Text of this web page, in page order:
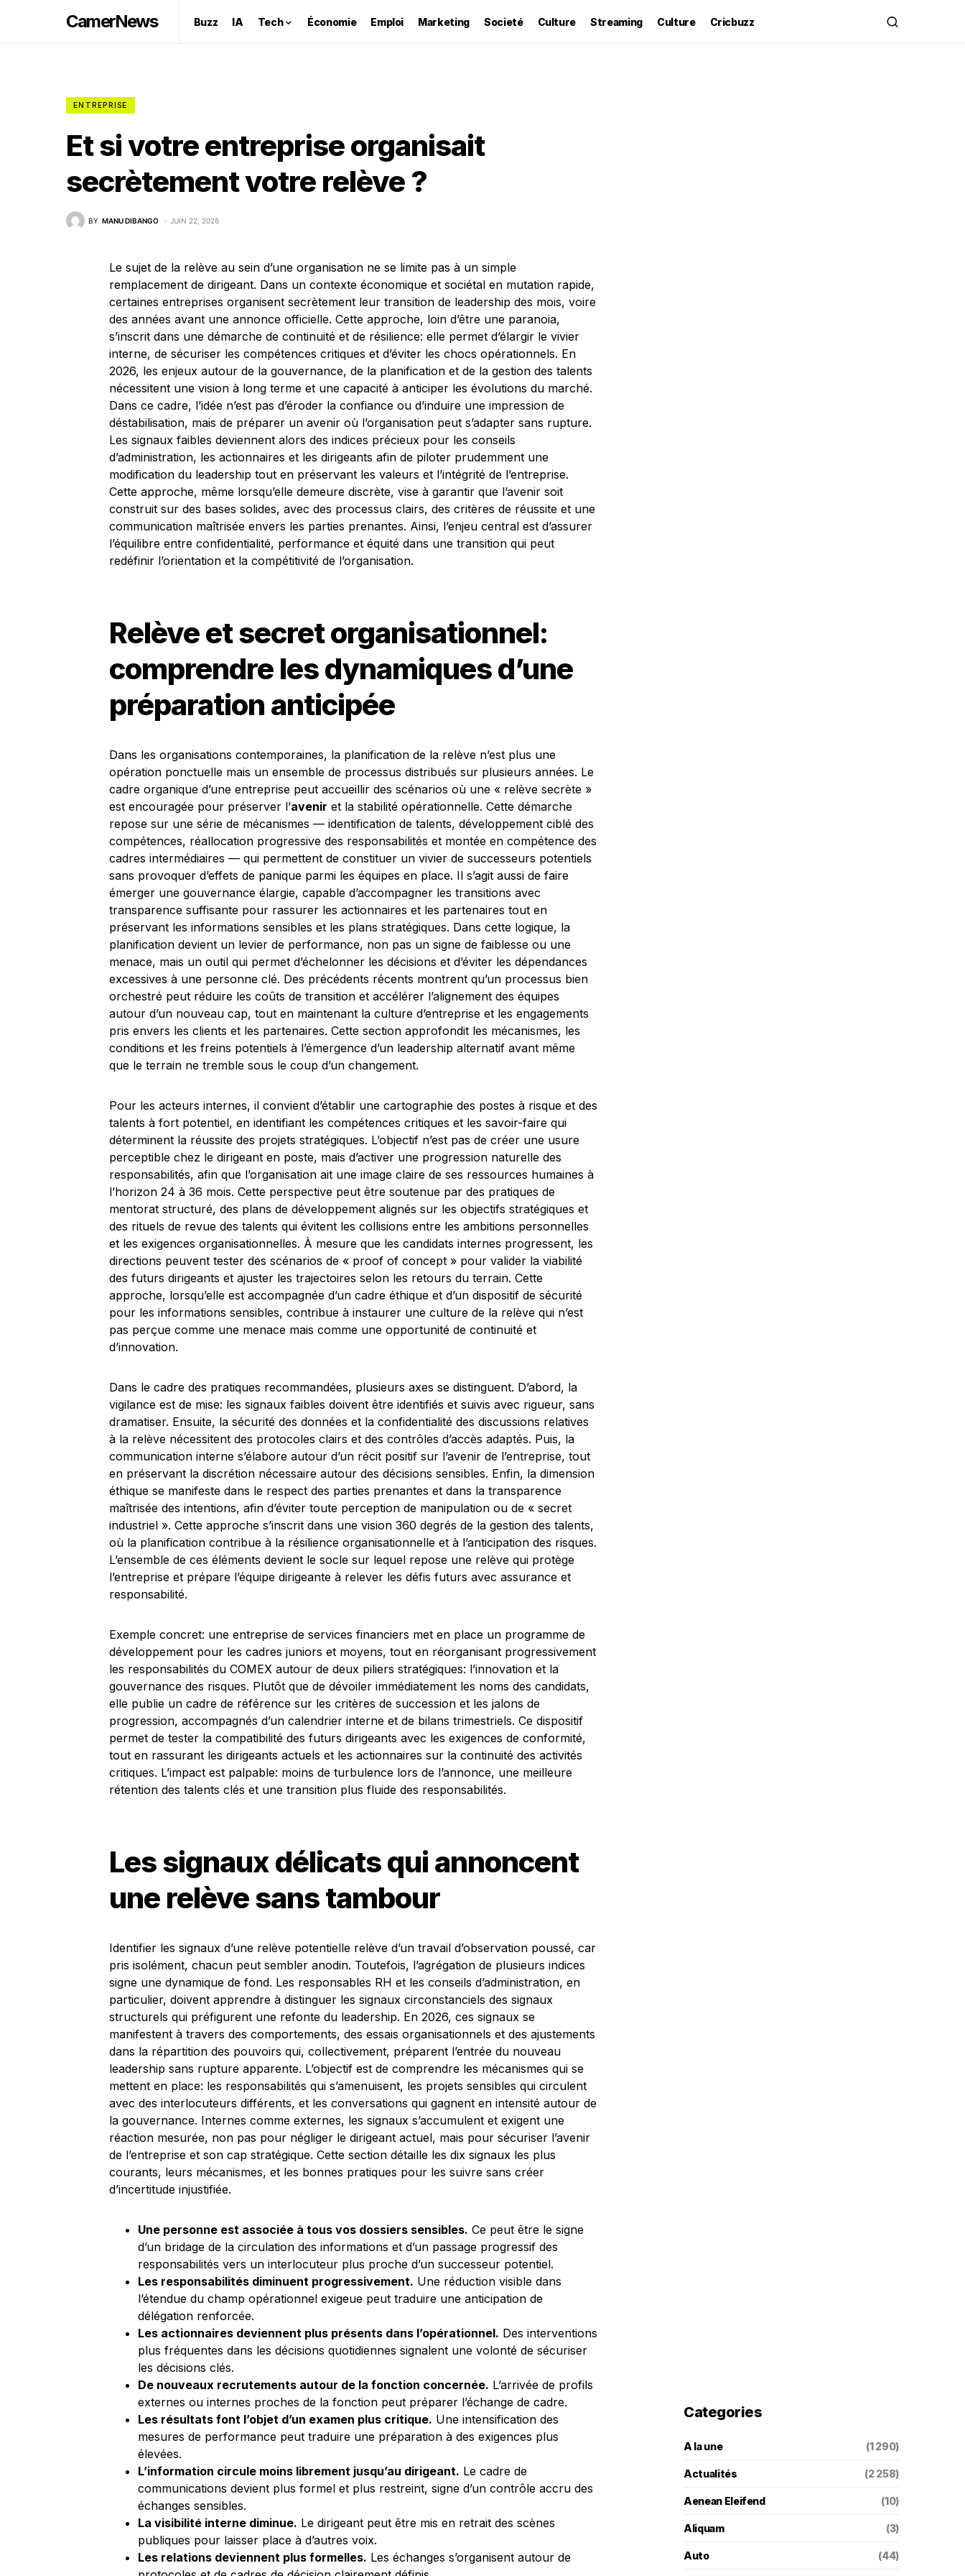
CamerNews Buzz IA Tech Économie Emploi Marketing Societé Culture Streaming Culture Cricbuzz
ENTREPRISE
Et si votre entreprise organisait
secrètement votre relève ?
BY MANU DIBANGO JUIN 22, 2026
Le sujet de la relève au sein d’une organisation ne se limite pas à un simple
remplacement de dirigeant. Dans un contexte économique et sociétal en mutation rapide,
certaines entreprises organisent secrètement leur transition de leadership des mois, voire
des années avant une annonce officielle. Cette approche, loin d’être une paranoia,
s’inscrit dans une démarche de continuité et de résilience: elle permet d’élargir le vivier
interne, de sécuriser les compétences critiques et d’éviter les chocs opérationnels. En
2026, les enjeux autour de la gouvernance, de la planification et de la gestion des talents
nécessitent une vision à long terme et une capacité à anticiper les évolutions du marché.
Dans ce cadre, l’idée n’est pas d’éroder la confiance ou d’induire une impression de
déstabilisation, mais de préparer un avenir où l’organisation peut s’adapter sans rupture.
Les signaux faibles deviennent alors des indices précieux pour les conseils
d’administration, les actionnaires et les dirigeants afin de piloter prudemment une
modification du leadership tout en préservant les valeurs et l’intégrité de l’entreprise.
Cette approche, même lorsqu’elle demeure discrète, vise à garantir que l’avenir soit
construit sur des bases solides, avec des processus clairs, des critères de réussite et une
communication maîtrisée envers les parties prenantes. Ainsi, l’enjeu central est d’assurer
l’équilibre entre confidentialité, performance et équité dans une transition qui peut
redéfinir l’orientation et la compétitivité de l’organisation.
Relève et secret organisationnel:
comprendre les dynamiques d’une
préparation anticipée
Dans les organisations contemporaines, la planification de la relève n’est plus une
opération ponctuelle mais un ensemble de processus distribués sur plusieurs années. Le
cadre organique d’une entreprise peut accueillir des scénarios où une « relève secrète »
est encouragée pour préserver l’avenir et la stabilité opérationnelle. Cette démarche
repose sur une série de mécanismes — identification de talents, développement ciblé des
compétences, réallocation progressive des responsabilités et montée en compétence des
cadres intermédiaires — qui permettent de constituer un vivier de successeurs potentiels
sans provoquer d’effets de panique parmi les équipes en place. Il s’agit aussi de faire
émerger une gouvernance élargie, capable d’accompagner les transitions avec
transparence suffisante pour rassurer les actionnaires et les partenaires tout en
préservant les informations sensibles et les plans stratégiques. Dans cette logique, la
planification devient un levier de performance, non pas un signe de faiblesse ou une
menace, mais un outil qui permet d’échelonner les décisions et d’éviter les dépendances
excessives à une personne clé. Des précédents récents montrent qu’un processus bien
orchestré peut réduire les coûts de transition et accélérer l’alignement des équipes
autour d’un nouveau cap, tout en maintenant la culture d’entreprise et les engagements
pris envers les clients et les partenaires. Cette section approfondit les mécanismes, les
conditions et les freins potentiels à l’émergence d’un leadership alternatif avant même
que le terrain ne tremble sous le coup d’un changement.
Pour les acteurs internes, il convient d’établir une cartographie des postes à risque et des
talents à fort potentiel, en identifiant les compétences critiques et les savoir-faire qui
déterminent la réussite des projets stratégiques. L’objectif n’est pas de créer une usure
perceptible chez le dirigeant en poste, mais d’activer une progression naturelle des
responsabilités, afin que l’organisation ait une image claire de ses ressources humaines à
l’horizon 24 à 36 mois. Cette perspective peut être soutenue par des pratiques de
mentorat structuré, des plans de développement alignés sur les objectifs stratégiques et
des rituels de revue des talents qui évitent les collisions entre les ambitions personnelles
et les exigences organisationnelles. À mesure que les candidats internes progressent, les
directions peuvent tester des scénarios de « proof of concept » pour valider la viabilité
des futurs dirigeants et ajuster les trajectoires selon les retours du terrain. Cette
approche, lorsqu’elle est accompagnée d’un cadre éthique et d’un dispositif de sécurité
pour les informations sensibles, contribue à instaurer une culture de la relève qui n’est
pas perçue comme une menace mais comme une opportunité de continuité et
d’innovation.
Dans le cadre des pratiques recommandées, plusieurs axes se distinguent. D’abord, la
vigilance est de mise: les signaux faibles doivent être identifiés et suivis avec rigueur, sans
dramatiser. Ensuite, la sécurité des données et la confidentialité des discussions relatives
à la relève nécessitent des protocoles clairs et des contrôles d’accès adaptés. Puis, la
communication interne s’élabore autour d’un récit positif sur l’avenir de l’entreprise, tout
en préservant la discrétion nécessaire autour des décisions sensibles. Enfin, la dimension
éthique se manifeste dans le respect des parties prenantes et dans la transparence
maîtrisée des intentions, afin d’éviter toute perception de manipulation ou de « secret
industriel ». Cette approche s’inscrit dans une vision 360 degrés de la gestion des talents,
où la planification contribue à la résilience organisationnelle et à l’anticipation des risques.
L’ensemble de ces éléments devient le socle sur lequel repose une relève qui protège
l’entreprise et prépare l’équipe dirigeante à relever les défis futurs avec assurance et
responsabilité.
Exemple concret: une entreprise de services financiers met en place un programme de
développement pour les cadres juniors et moyens, tout en réorganisant progressivement
les responsabilités du COMEX autour de deux piliers stratégiques: l’innovation et la
gouvernance des risques. Plutôt que de dévoiler immédiatement les noms des candidats,
elle publie un cadre de référence sur les critères de succession et les jalons de
progression, accompagnés d’un calendrier interne et de bilans trimestriels. Ce dispositif
permet de tester la compatibilité des futurs dirigeants avec les exigences de conformité,
tout en rassurant les dirigeants actuels et les actionnaires sur la continuité des activités
critiques. L’impact est palpable: moins de turbulence lors de l’annonce, une meilleure
rétention des talents clés et une transition plus fluide des responsabilités.
Les signaux délicats qui annoncent
une relève sans tambour
Identifier les signaux d’une relève potentielle relève d’un travail d’observation poussé, car
pris isolément, chacun peut sembler anodin. Toutefois, l’agrégation de plusieurs indices
signe une dynamique de fond. Les responsables RH et les conseils d’administration, en
particulier, doivent apprendre à distinguer les signaux circonstanciels des signaux
structurels qui préfigurent une refonte du leadership. En 2026, ces signaux se
manifestent à travers des comportements, des essais organisationnels et des ajustements
dans la répartition des pouvoirs qui, collectivement, préparent l’entrée du nouveau
leadership sans rupture apparente. L’objectif est de comprendre les mécanismes qui se
mettent en place: les responsabilités qui s’amenuisent, les projets sensibles qui circulent
avec des interlocuteurs différents, et les conversations qui gagnent en intensité autour de
la gouvernance. Internes comme externes, les signaux s’accumulent et exigent une
réaction mesurée, non pas pour négliger le dirigeant actuel, mais pour sécuriser l’avenir
de l’entreprise et son cap stratégique. Cette section détaille les dix signaux les plus
courants, leurs mécanismes, et les bonnes pratiques pour les suivre sans créer
d’incertitude injustifiée.
Une personne est associée à tous vos dossiers sensibles. Ce peut être le signe
d’un bridage de la circulation des informations et d’un passage progressif des
responsabilités vers un interlocuteur plus proche d’un successeur potentiel.
Les responsabilités diminuent progressivement. Une réduction visible dans
l’étendue du champ opérationnel exigeue peut traduire une anticipation de
délégation renforcée.
Les actionnaires deviennent plus présents dans l’opérationnel. Des interventions
plus fréquentes dans les décisions quotidiennes signalent une volonté de sécuriser
les décisions clés.
De nouveaux recrutements autour de la fonction concernée. L’arrivée de profils
externes ou internes proches de la fonction peut préparer l’échange de cadre.
Les résultats font l’objet d’un examen plus critique. Une intensification des
mesures de performance peut traduire une préparation à des exigences plus
élevées.
L’information circule moins librement jusqu’au dirigeant. Le cadre de
communications devient plus formel et plus restreint, signe d’un contrôle accru des
échanges sensibles.
La visibilité interne diminue. Le dirigeant peut être mis en retrait des scènes
publiques pour laisser place à d’autres voix.
Les relations deviennent plus formelles. Les échanges s’organisent autour de
Categories
A la une (1 290)
Actualités (2 258)
Aenean Eleifend (10)
Aliquam (3)
Auto (44)